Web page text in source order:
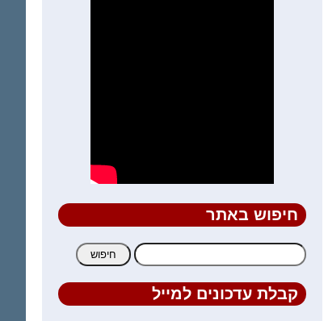
חיפוש באתר
חיפוש:
קבלת עדכונים למייל